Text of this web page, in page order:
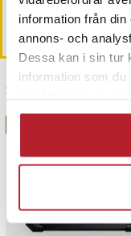
information från
annons- och
Dessa kan i sin tur
information som du
Senast besökta